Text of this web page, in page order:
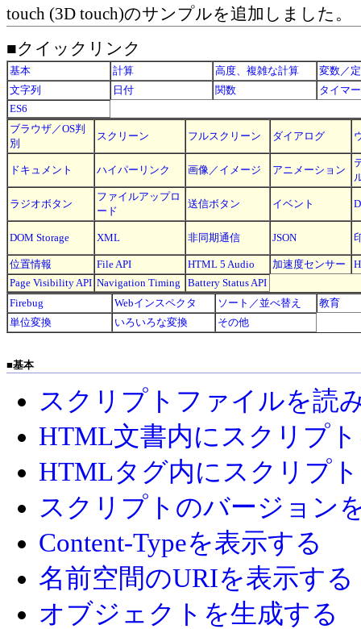
touch (3D touch)のサンプルを追加しました。
■クイックリンク
基本 計算 高度、複雑な計算
変数／
文字列
日付 関数
タイマー
ES6
ブラウザ／OS判
別
スクリーン フルスクリーン ダイアログ
ドキュメント ハイパーリンク 画像／イメージ アニメーション
ラジオボタン
ファイルアップロ
ード
送信ボタン イベント
DOM Storage XML 非同期通信 JSON
位置情報 File API HTML 5 Audio 加速度センサー
Page Visibility API Navigation Timing
Battery Status API
Firebug
Webインスペクタ ソート／並べ替え
教育
単位変換
いろいろな変換 その他
■基本
スクリプトファイルを読
HTML文書内にスクリプ
HTMLタグ内にスクリプ
スクリプトのバージョン
Content-Typeを表示する
名前空間のURIを表示する
オブジェクトを生成する